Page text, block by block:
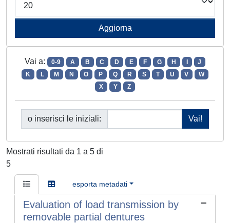
Vai a: 0-9 A B C D E F G H
J
K
L M N O P Q R S T U V
W
X
Y Z
o inserisci le iniziali:
Mostrati risultati da 1 a 5 di
5
esporta metadati
Evaluation of load transmission by
removable partial dentures